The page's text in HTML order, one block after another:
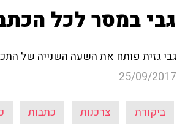
גבי במסר לכל
גבי גזית פותח את השעה השנייה של
25/09/2017
ביקורת צרכנות כתבות